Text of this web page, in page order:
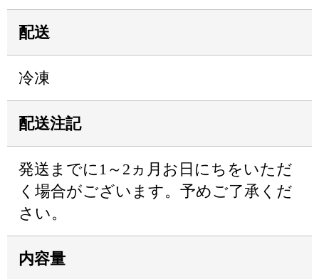
配送
冷凍
配送注記
発送までに1～2ヵ月お日にちをいただ
く場合がございます。予めご了承くだ
さい。
内容量